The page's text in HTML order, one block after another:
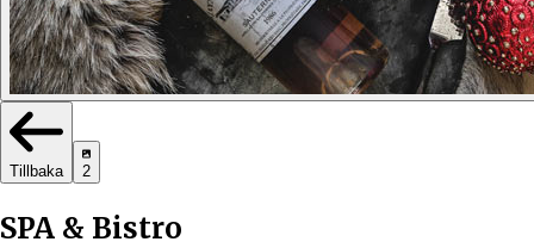
Tillbaka 2
SPA & Bistro